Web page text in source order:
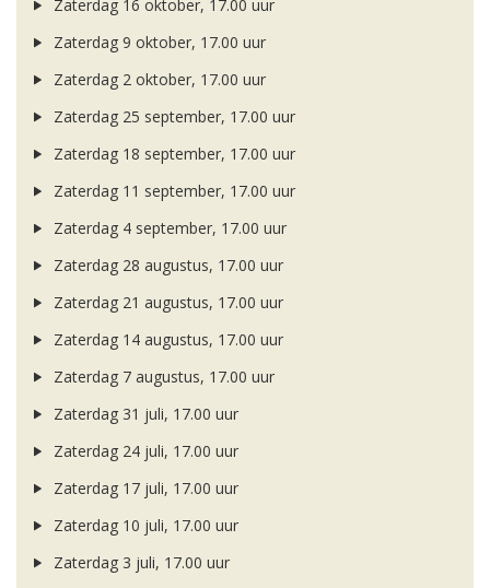
Zaterdag 16 oktober, 17.00 uur
Zaterdag 9 oktober, 17.00 uur
Zaterdag 2 oktober, 17.00 uur
Zaterdag 25 september, 17.00 uur
Zaterdag 18 september, 17.00 uur
Zaterdag 11 september, 17.00 uur
Zaterdag 4 september, 17.00 uur
Zaterdag 28 augustus, 17.00 uur
Zaterdag 21 augustus, 17.00 uur
Zaterdag 14 augustus, 17.00 uur
Zaterdag 7 augustus, 17.00 uur
Zaterdag 31 juli, 17.00 uur
Zaterdag 24 juli, 17.00 uur
Zaterdag 17 juli, 17.00 uur
Zaterdag 10 juli, 17.00 uur
Zaterdag 3 juli, 17.00 uur